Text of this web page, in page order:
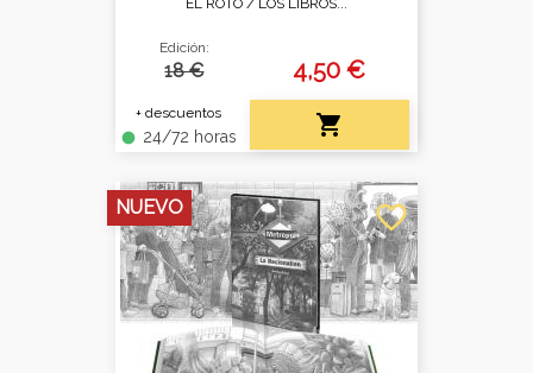
EL ROTO / LOS LIBROS...
Edición:
18 €
+ descuentos
fiber_manual_record 24/72 horas
4,50 €

favorite_border
NUEVO